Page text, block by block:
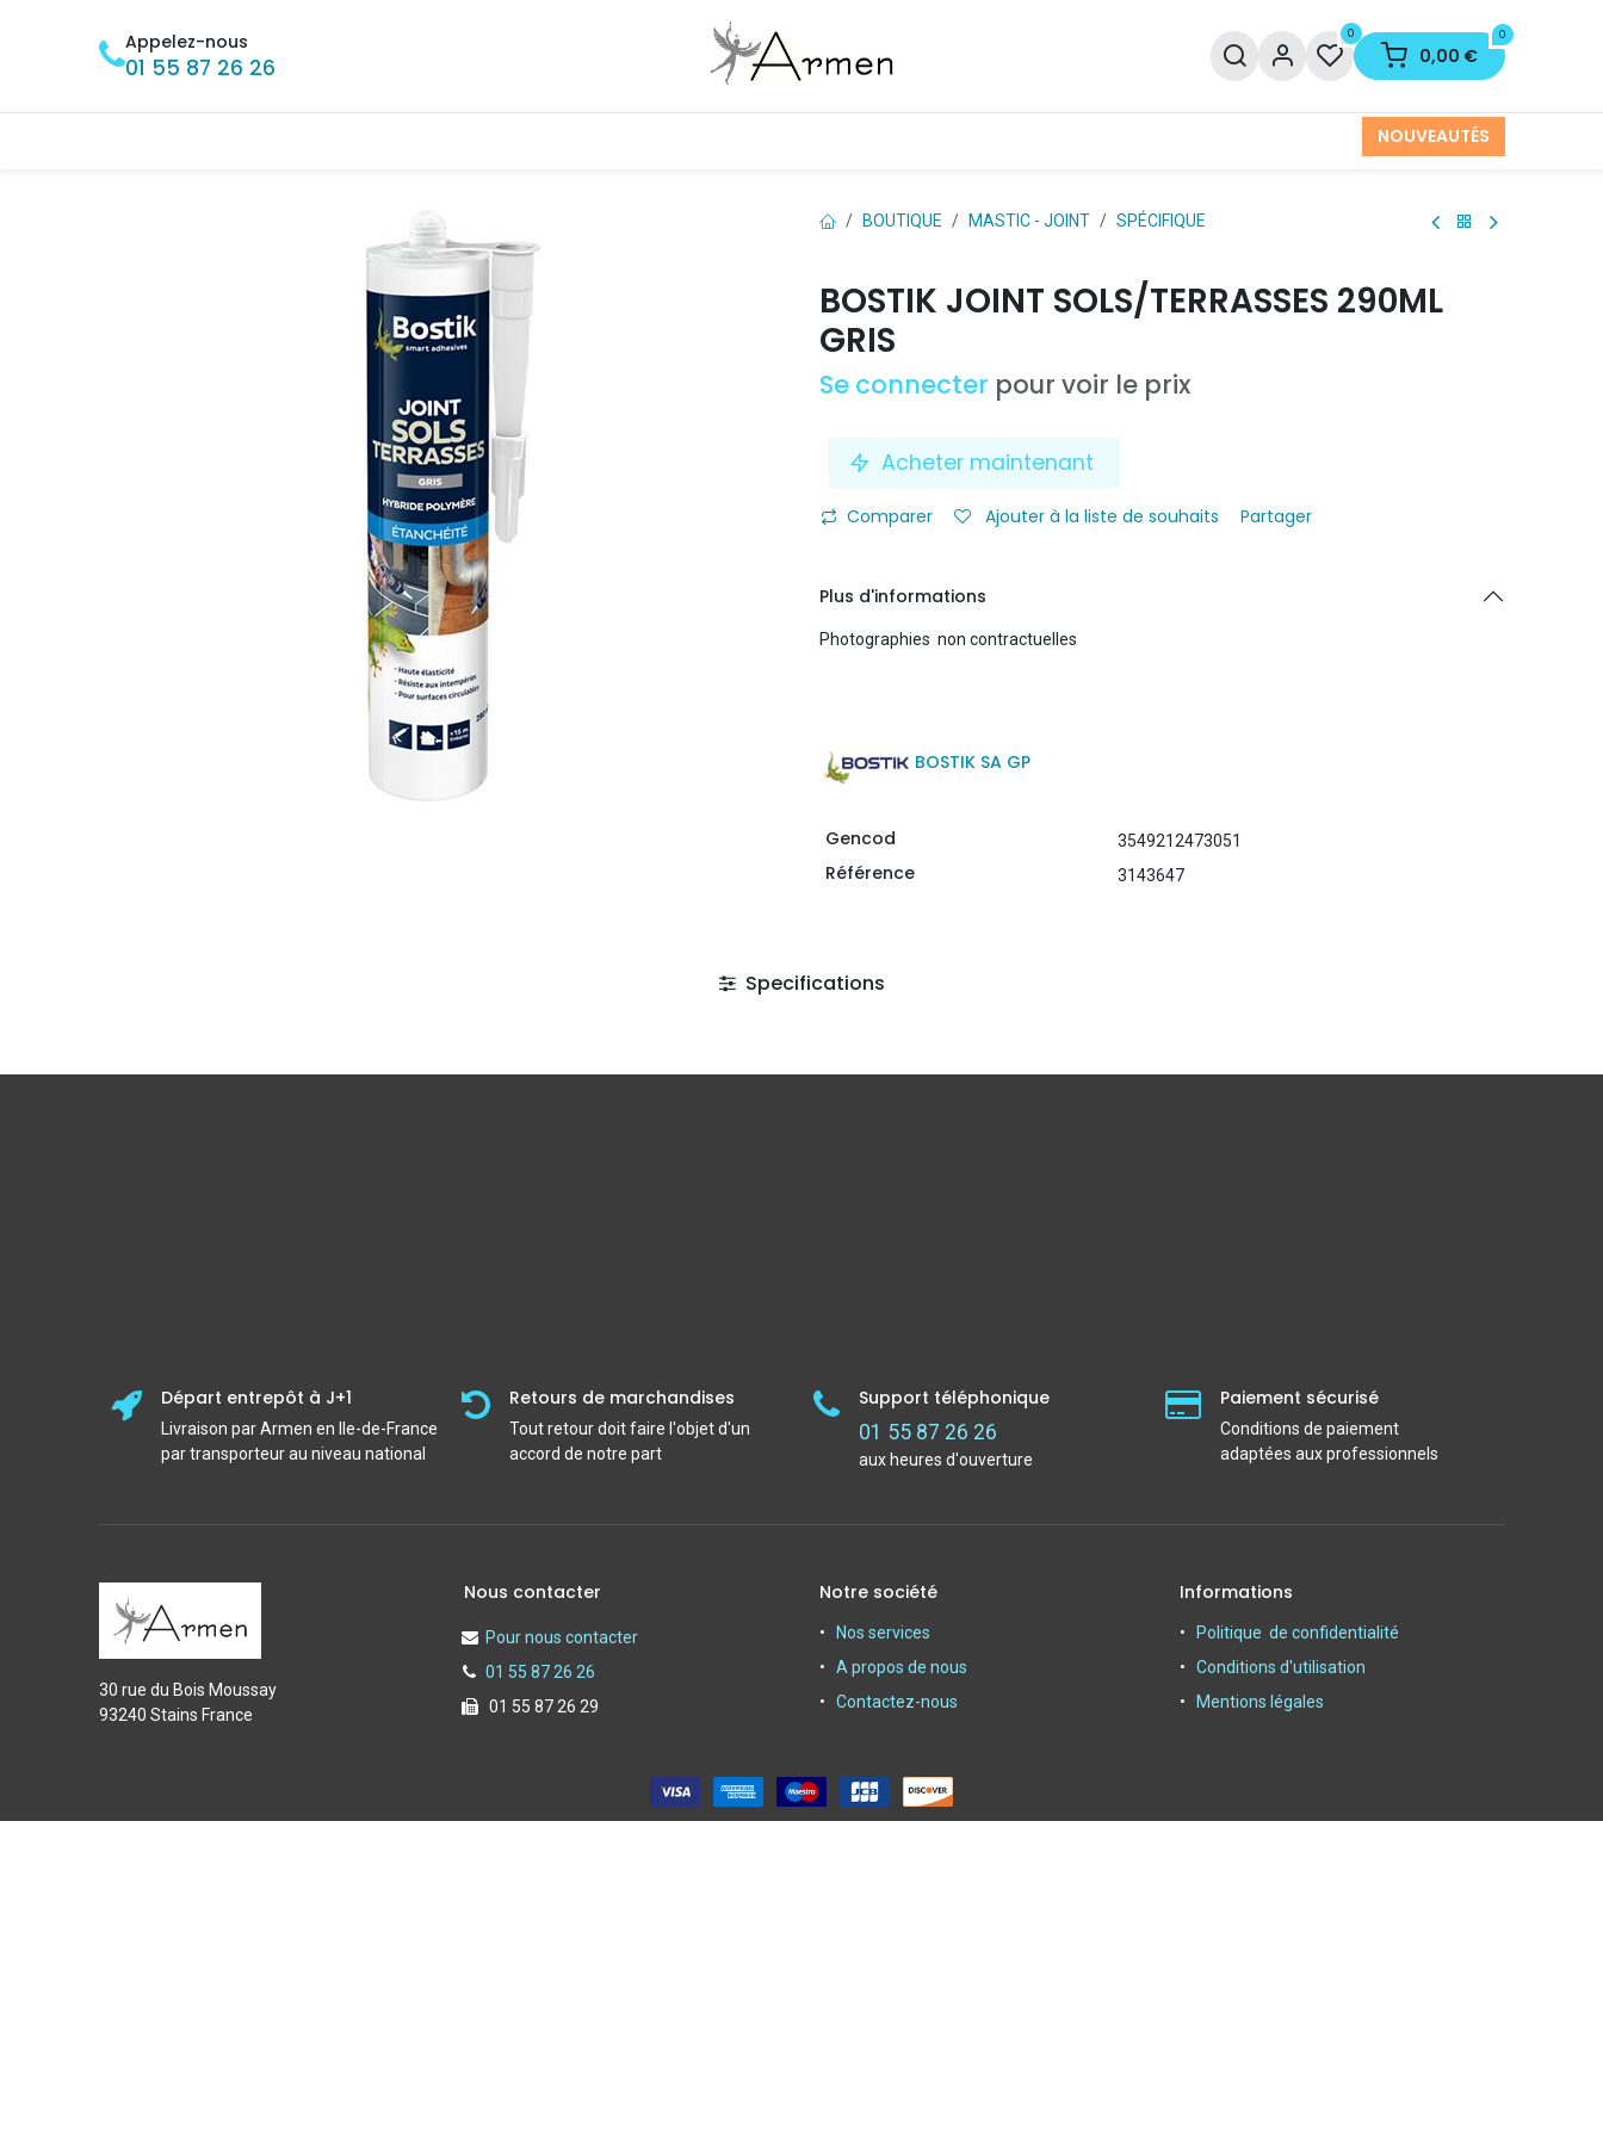
Appelez-nous
01 55 87 26 26
0 0
0,00 €
NOUVEAUTÉS
BOUTIQUE MASTIC - JOINT SPÉCIFIQUE
BOSTIK JOINT SOLS/TERRASSES 290ML
GRIS
Se connecter pour voir le prix
Acheter maintenant
Comparer Ajouter à la liste de souhaits Partager
Plus d'informations
Photographies non contractuelles
BOSTIK SA GP
Gencod 3549212473051
Référence 3143647
Specifications
Départ entrepôt à J+1
Livraison par Armen en Ile-de-France
par transporteur au niveau national
Retours de marchandises
Tout retour doit faire l'objet d'un
accord de notre part
Support téléphonique
01 55 87 26 26
aux heures d'ouverture
Paiement sécurisé
Conditions de paiement
adaptées aux professionnels
30 rue du Bois Moussay
93240 Stains France
Nous contacter
Pour nous contacter
01 55 87 26 26
01 55 87 26 29
Notre société
Nos services
A propos de nous
Contactez-nous
Informations
Politique de confidentialité
Conditions d'utilisation
Mentions légales